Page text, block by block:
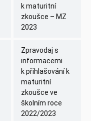
k maturitní
zkoušce – MZ
2023
Zpravodaj s
informacemi
k přihlašování k
maturitní
zkoušce ve
školním roce
2022/2023